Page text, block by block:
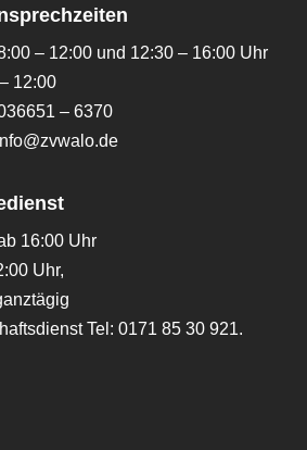
– 12:00 und 12:30 – 16:00 Uhr
12:00
– 6370
16:00 Uhr
Uhr,
Tel: 0171 85 30 921.